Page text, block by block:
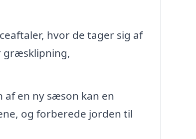
hvor de tager sig af
græsklipning,
af en ny sæson kan en
og forberede jorden til